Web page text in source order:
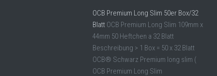
OCB Premium Long Slim 50er Box/32
Blatt OCB Premium Long Slim 109mm x
44mm 50 Heftchen a 32 Blatt
Beschreibung > 1 Box = 50 x 32 Blatt
OCB® Schwarz Premium long slim (
OCB Premium Long Slim